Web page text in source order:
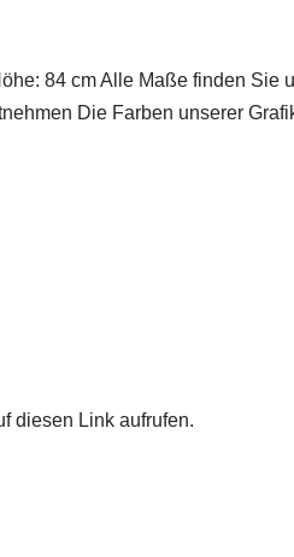
84 cm Alle Maße finden
Die Farben unserer
diesen Link aufrufen.